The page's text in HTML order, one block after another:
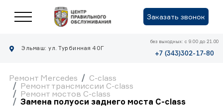
Заказать звонок
Эльмаш: ул. Турбинная 40Г
без выходных: с 9.00 до 21.00
+7 (343)302-17-80
Ремонт Mercedes
C-class
Ремонт трансмиссии C-class
Ремонт мостов C-class
Замена полуоси заднего моста C-class